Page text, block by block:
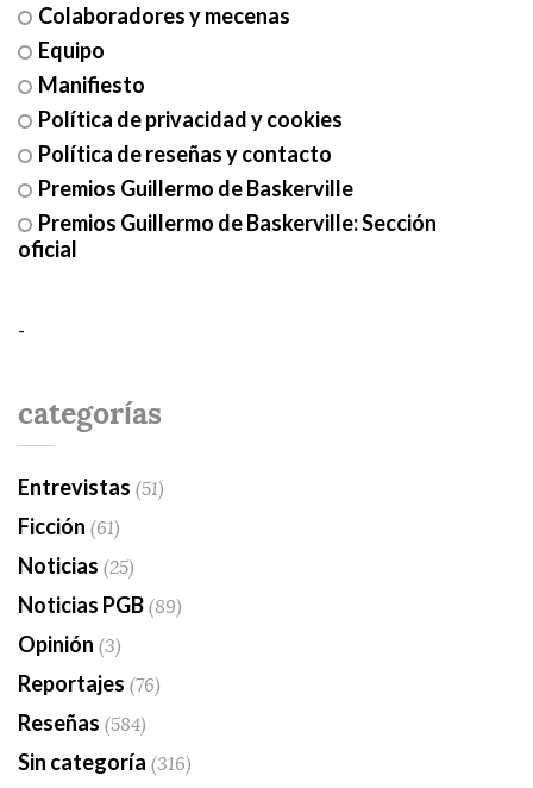
Colaboradores y mecenas
Equipo
Manifiesto
Política de privacidad y cookies
Política de reseñas y contacto
Premios Guillermo de Baskerville
Premios Guillermo de Baskerville: Sección
oficial
-
categorías
Entrevistas (51)
Ficción (61)
Noticias (25)
Noticias PGB(89)
Opinión (3)
Reportajes (76)
Reseñas (584)
Sin categoría (316)